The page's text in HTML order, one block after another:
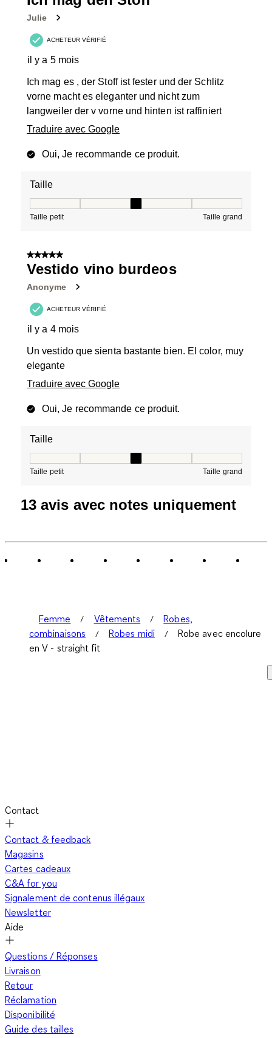
avis.Julie
ACHETEUR VÉRIFIÉ
il y a 5 mois
Ich mag es , der Stoff ist fester und der Schlitz
vorne macht es eleganter und nicht zum
langweiler der v vorne und hinten ist raffiniert
Traduire avec Google
Oui, Je recommande ce produit.
Taille
Taille petit Taille grand
5 sur 5 étoiles.
Vestido vino burdeos
Anonyme
ACHETEUR VÉRIFIÉ
il y a 4 mois
Un vestido que sienta bastante bien. El color, muy
elegante
Traduire avec Google
Oui, Je recommande ce produit.
Taille
Taille petit Taille grand
13 avis avec notes uniquement
Femme Vêtements
Robes,
combinaisons
Robes midi
Robe avec encolure
en V - straight fit
Contact
Contact & feedback
Magasins
Cartes cadeaux
C&A for you
Signalement de contenus illégaux
Newsletter
Aide
Questions / Réponses
Livraison
Retour
Réclamation
Disponibilité
Guide des tailles